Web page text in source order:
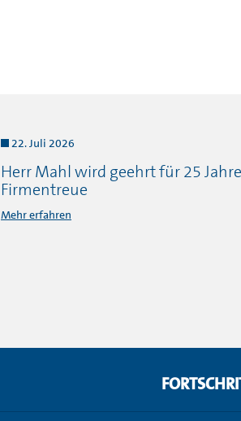
22. Juli 2026
Herr Mahl wird geehrt für 25 Jahre
Firmentreue
Mehr erfahren